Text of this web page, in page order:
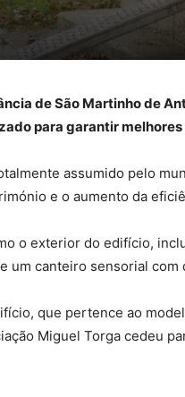
de São Martinho de
para garantir
assumido pelo
e o aumento da
o exterior do edifício,
um canteiro sensorial
que pertence ao
Miguel Torga cedeu